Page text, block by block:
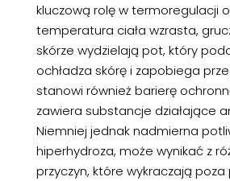
kluczową rolę w termoregulacji
temperatura ciała wzrasta,
skórze wydzielają pot, który
ochładza skórę i zapobiega
stanowi również barierę
zawiera substancje działające
Niemniej jednak nadmierna
hiperhydroza, może wynikać z
przyczyn, które wykraczają